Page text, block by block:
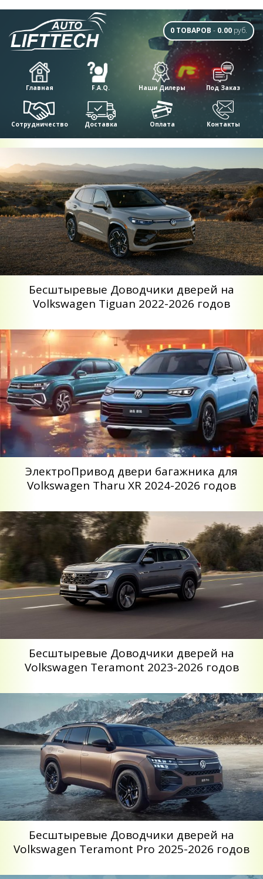
0 ТОВАРОВ - 0.00 руб.
Главная F.A.Q. Наши Дилеры Под Заказ
Сотрудничество Доставка Оплата Контакты
Беcштыревые Доводчики дверей на
Volkswagen Tiguan 2022-2026 годов
ЭлектроПривод двери багажника для
Volkswagen Tharu XR 2024-2026 годов
Беcштыревые Доводчики дверей на
Volkswagen Teramont 2023-2026 годов
Беcштыревые Доводчики дверей на
Volkswagen Teramont Pro 2025-2026 годов